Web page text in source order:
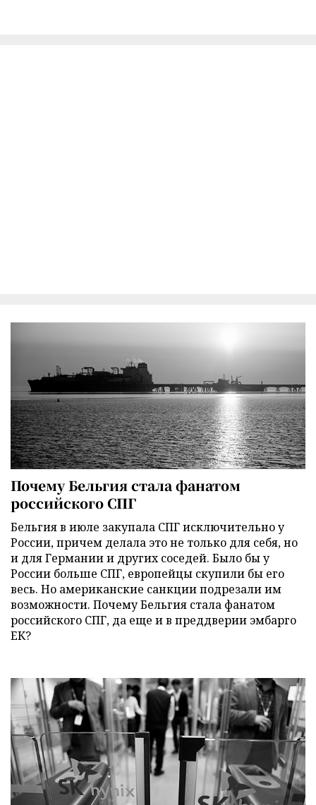
Почему Бельгия стала фанатом
российского СПГ
Бельгия в июле закупала СПГ исключительно у
России, причем делала это не только для себя, но
и для Германии и других соседей. Было бы у
России больше СПГ, европейцы скупили бы его
весь. Но американские санкции подрезали им
возможности. Почему Бельгия стала фанатом
российского СПГ, да еще и в преддверии эмбарго
ЕК?